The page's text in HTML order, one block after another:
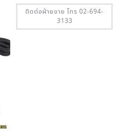
ติดต่อฝ่ายขาย โทร 02-694-
3133